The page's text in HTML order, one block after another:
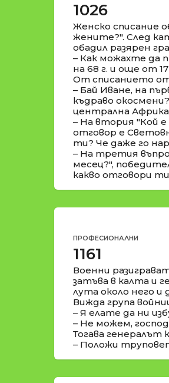
1026
Женско списание
жените?". След
обадил разярен
– Как можахте да
на 68 г. и още от
От списанието
– Бай Иване, на
къдраво
централна
– На втория "Кой
отговор е
ти? Че даже го
– На третия
месец?",
какво отговори
ПРОФЕСИОНАЛНИ
1161
Военни
затъва в калта и
лута около него и
Вижда група
– Я елате да ни
– Не можем,
Тогава генералът
– Положи